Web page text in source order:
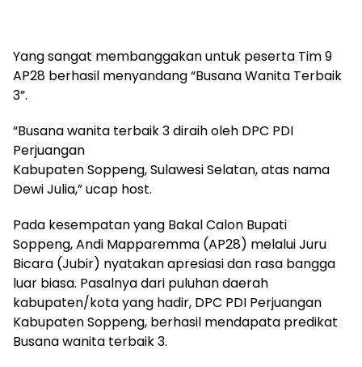
Yang sangat membanggakan untuk peserta Tim 9
AP28 berhasil menyandang “Busana Wanita Terbaik
3”.
“Busana wanita terbaik 3 diraih oleh DPC PDI
Perjuangan
Kabupaten Soppeng, Sulawesi Selatan, atas nama
Dewi Julia,” ucap host.
Pada kesempatan yang Bakal Calon Bupati
Soppeng, Andi Mapparemma (AP28) melalui Juru
Bicara (Jubir) nyatakan apresiasi dan rasa bangga
luar biasa. Pasalnya dari puluhan daerah
kabupaten/kota yang hadir, DPC PDI Perjuangan
Kabupaten Soppeng, berhasil mendapata predikat
Busana wanita terbaik 3.